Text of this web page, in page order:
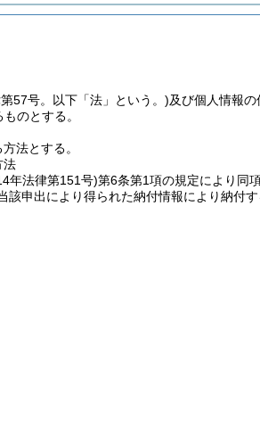
57号。以下「法」という。)及び個人情報
のとする。
法とする。
法
年法律第151号)第6条第1項の規定により同
該申出により得られた納付情報により納付